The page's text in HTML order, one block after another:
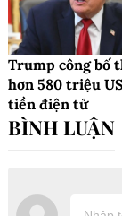
Trump công bố
hơn 580 triệu
tiền điện tử